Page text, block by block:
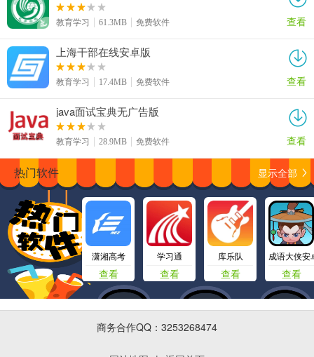
教育学习 61.3MB 免费软件 查看
上海干部在线安卓版
教育学习 17.4MB 免费软件 查看
java面试宝典无广告版
教育学习 28.9MB 免费软件 查看
热门软件 显示全部
潇湘高考
查看
学习通
查看
库乐队
查看
成语大侠安
查看
商务合作QQ：3253268474